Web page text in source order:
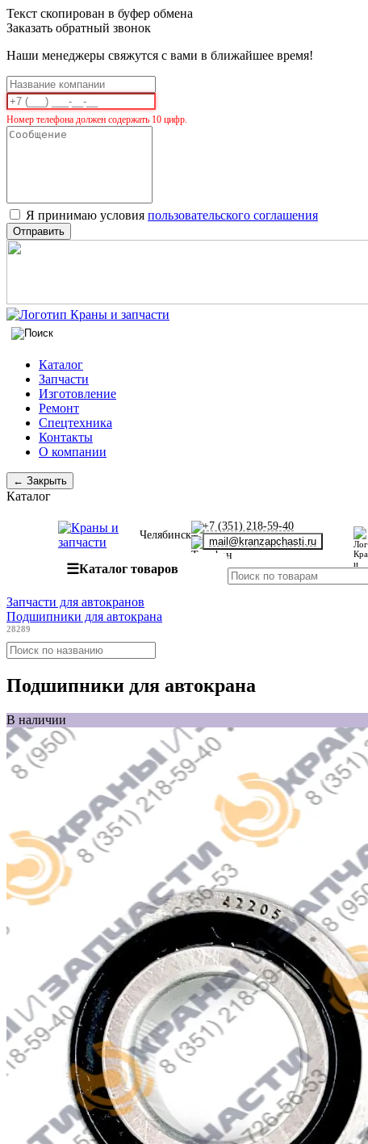
Текст скопирован в буфер обмена
Заказать обратный звонок
Наши менеджеры свяжутся с вами в ближайшее время!
Номер телефона должен содержать 10 цифр.
Я принимаю условия пользовательского соглашения
Отправить
Каталог
Запчасти
Изготовление
Ремонт
Спецтехника
Контакты
О компании
← Закрыть
Каталог
Челябинск
+7 (351) 218-59-40
mail@kranzapchasti.ru
☰Каталог товаров
Запчасти для автокранов
Подшипники для автокрана
28289
Подшипники для автокрана
В наличии